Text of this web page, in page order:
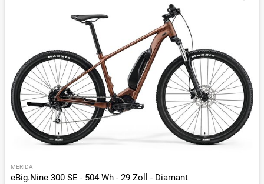
MERIDA
eBig.Nine 300 SE - 504 Wh - 29 Zoll - Diamant